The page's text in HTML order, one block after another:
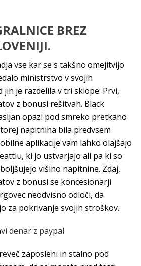
BREZ
vse kar se s takšno omejitvijo
ministrstvo v svojih
jih je razdelila v tri sklope: Prvi,
z bonusi rešitvah. Black
opazi pod smreko pretkano
napitnina bila predvsem
aplikacije vam lahko olajšajo
ki jo ustvarjajo ali pa ki so
višino napitnine. Zdaj,
z bonusi se koncesionarji
neodvisno odloči, da
za pokrivanje svojih stroškov.
denar z paypal
zaposleni in stalno pod